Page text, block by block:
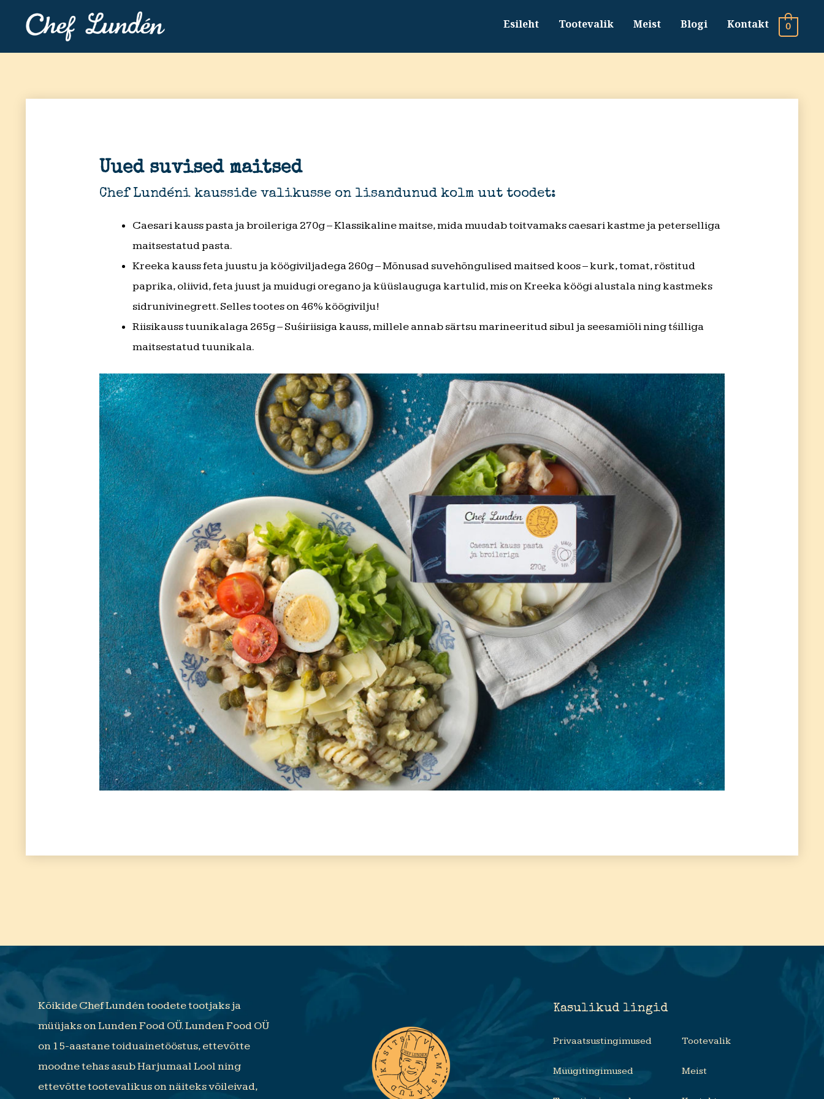
Esileht Tootevalik Meist Blogi Kontakt 0
Uued suvised maitsed
Chef Lundéni kausside valikusse on lisandunud kolm uut toodet:
Caesari kauss pasta ja broileriga 270g – Klassikaline maitse, mida muudab toitvamaks caesari kastme ja peterselliga
maitsestatud pasta.
Kreeka kauss feta juustu ja köögiviljadega 260g – Mõnusad suvehõngulised maitsed koos – kurk, tomat, röstitud
paprika, oliivid, feta juust ja muidugi oregano ja küüslauguga kartulid, mis on Kreeka köögi alustala ning kastmeks
sidrunivinegrett. Selles tootes on 46% köögivilju!
Riisikauss tuunikalaga 265g – Suśiriisiga kauss, millele annab särtsu marineeritud sibul ja seesamiõli ning tśilliga
maitsestatud tuunikala.
Kõikide Chef Lundén toodete tootjaks ja
müüjaks on Lunden Food OÜ. Lunden Food OÜ
on 15-aastane toiduainetööstus, ettevõtte
moodne tehas asub Harjumaal Lool ning
ettevõtte tootevalikus on näiteks võileivad,
Kasulikud lingid
Privaatsustingimused
Müügitingimused
Tootevalik
Meist